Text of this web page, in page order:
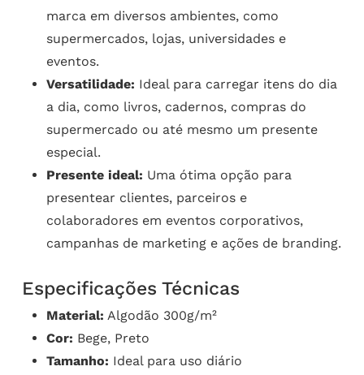
marca em diversos ambientes, como
supermercados, lojas, universidades e
eventos.
Versatilidade: Ideal para carregar itens do dia
a dia, como livros, cadernos, compras do
supermercado ou até mesmo um presente
especial.
Presente ideal: Uma ótima opção para
presentear clientes, parceiros e
colaboradores em eventos corporativos,
campanhas de marketing e ações de branding.
Especificações Técnicas
Material: Algodão 300g/m²
Cor: Bege, Preto
Tamanho: Ideal para uso diário